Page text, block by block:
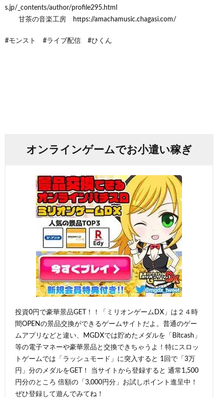
s.jp/_contents/author/profile295.html
甘茶の音楽工房 https://amachamusic.chagasi.com/
#モンスト #ライブ配信 #ひくん
オンラインゲームでお小遣い稼ぎ
投資0円で豪華景品GET！！「ミリオンゲームDX」は２４時
間OPENの景品交換ができるゲームサイトだよ。普通のゲー
ムアプリなどと違い、MGDXでは貯めたメダルを「Bitcash」
等の電子マネーや豪華景品と交換できちゃうよ！特にスロッ
トゲームでは「ラッシュモード」に突入すると 1回で「3万
円」分のメダルをGET！ 当サイトから登録すると 通常1,500
円分のところ 倍額の「3,000円分」お試しポイント進呈中！
ぜひ登録して遊んでみてね！